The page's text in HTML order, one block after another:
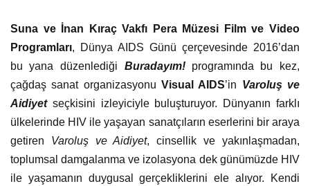
Suna ve İnan Kıraç Vakfı Pera Müzesi Film ve Video
Programları, Dünya AIDS Günü çerçevesinde 2016’dan
bu yana düzenlediği Buradayım!programında bu kez,
çağdaş sanat organizasyonu Visual AIDS’in Varoluş ve
Aidiyet seçkisini izleyiciyle buluşturuyor. Dünyanın farklı
ülkelerinde HIV ile yaşayan sanatçıların eserlerini bir araya
getiren Varoluş ve Aidiyet, cinsellik ve yakınlaşmadan,
toplumsal damgalanma ve izolasyona dek günümüzde HIV
ile yaşamanın duygusal gerçekliklerini ele alıyor. Kendi